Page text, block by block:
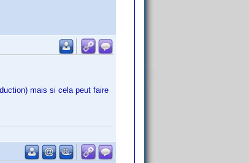
mais si cela peut faire